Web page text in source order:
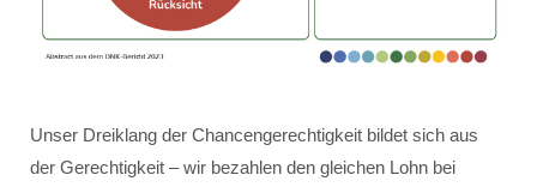
Unser Dreiklang der Chancengerechtigkeit bildet sich aus
der Gerechtigkeit – wir bezahlen den gleichen Lohn bei